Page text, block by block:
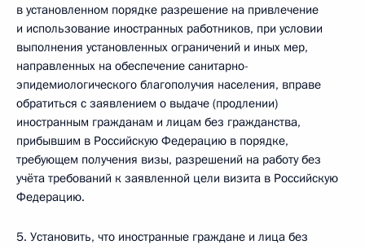
в установленном порядке разрешение на привлечение
и использование иностранных работников, при условии
выполнения установленных ограничений и иных мер,
направленных на обеспечение санитарно-
эпидемиологического благополучия населения, вправе
обратиться с заявлением о выдаче (продлении)
иностранным гражданам и лицам без гражданства,
прибывшим в Российскую Федерацию в порядке,
требующем получения визы, разрешений на работу без
учёта требований к заявленной цели визита в Российскую
Федерацию.
5. Установить, что иностранные граждане и лица без